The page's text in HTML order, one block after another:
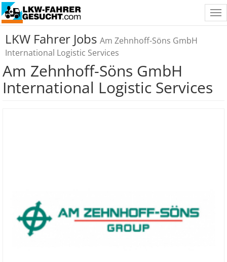
LKW Fahrer Jobs Am Zehnhoff-Söns GmbH
International Logistic Services
Am Zehnhoff-Söns GmbH
International Logistic Services